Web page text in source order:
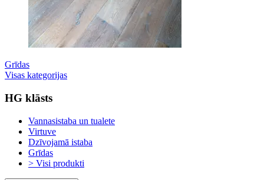
Grīdas
Visas kategorijas
HG klāsts
Vannasistaba un tualete
Virtuve
Dzīvojamā istaba
Grīdas
> Visi produkti